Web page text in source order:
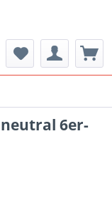
6er-